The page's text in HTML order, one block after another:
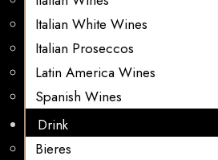
Italian White Wines
Italian Proseccos
Latin America Wines
Spanish Wines
Drink
Bieres